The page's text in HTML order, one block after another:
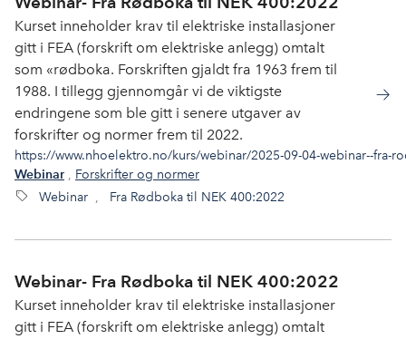
Kurset inneholder krav til elektriske installasjoner
gitt i FEA (forskrift om elektriske anlegg) omtalt
som «rødboka. Forskriften gjaldt fra 1963 frem til
1988. I tillegg gjennomgår vi de viktigste
endringene som ble gitt i senere utgaver av
forskrifter og normer frem til 2022.
https://www.nhoelektro.no/kurs/webinar/2025-09-04-webinar--fra-
Webinar , Forskrifter og normer
Webinar , Fra Rødboka til NEK 400:2022
Webinar- Fra Rødboka til NEK 400:2022
Kurset inneholder krav til elektriske installasjoner
gitt i FEA (forskrift om elektriske anlegg) omtalt